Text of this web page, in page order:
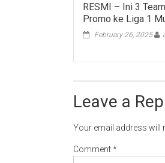
RESMI – Ini 3
Promo ke Liga 1
February 26, 2025
Leave a
Your email address will
Comment*